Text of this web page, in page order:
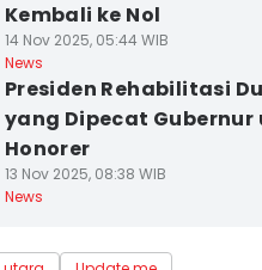
Kembali ke Nol
14 Nov 2025, 05:44 WIB
News
Presiden Rehabilitasi
yang Dipecat Gubernur
Honorer
13 Nov 2025, 08:38 WIB
News